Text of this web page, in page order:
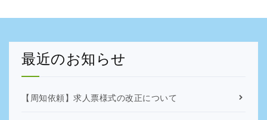
最近のお知らせ
【周知依頼】求人票様式の改正について